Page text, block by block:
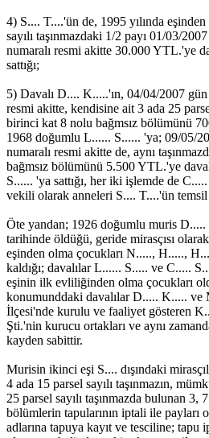
4) S.... T....'ün de, 1995 yılında eşinden
sayılı taşınmazdaki 1/2 payı 01/03/
numaralı resmi akitte 30.000 YTL.'ye
sattığı;
5) Davalı D.... K.....'ın, 04/04/2007
resmi akitte, kendisine ait 3 ada 25
birinci kat 8 nolu bağmsız bölümünü
1968 doğumlu L...... S...... 'ya; 09/05/
numaralı resmi akitte de, aynı
bağmsız bölümünü 5.500 YTL.'ye
S...... 'ya sattığı, her iki işlemde de
vekili olarak anneleri S.... T....'ün temsil
Öte yandan; 1926 doğumlu muris
tarihinde öldüğü, geride mirasçısı
eşinden olma çocukları N....., H.....,
kaldığı; davalılar L...... S..... ve C.....
eşinin ilk evliliğinden olma çocukları
konumunddaki davalılar D..... K..... ve
İlçesi'nde kurulu ve faaliyet gösteren
Şti.'nin kurucu ortakları ve aynı
kayden sabittir.
Murisin ikinci eşi S.... dışındaki
4 ada 15 parsel sayılı taşınmazın,
25 parsel sayılı taşınmazda bulunan 3,
bölümlerin tapularının iptali ile payları
adlarına tapuya kayıt ve tesciline; tapu